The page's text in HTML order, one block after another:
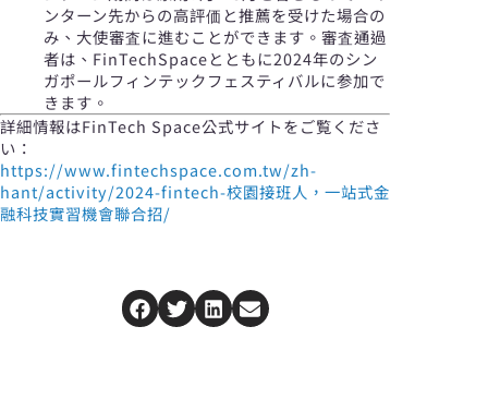
ンターン先からの高評価と推薦を受けた場合の
み、大使審査に進むことができます。審査通過
者は、FinTechSpaceとともに2024年のシン
ガポールフィンテックフェスティバルに参加で
きます。
詳細情報はFinTech Space公式サイトをご覧くださ
い：
https://www.fintechspace.com.tw/zh-
hant/activity/2024-fintech-校園接班人，一站式金
融科技實習機會聯合招/